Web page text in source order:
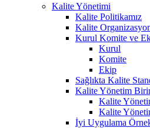
Kalite Yönetimi
Kalite Politikamız
Kalite
Kurul Komite ve
Kurul
Komite
Ekip
Sağlıkta Kalite
Kalite Yönetim
Kalite
Kalite
İyi Uygulama